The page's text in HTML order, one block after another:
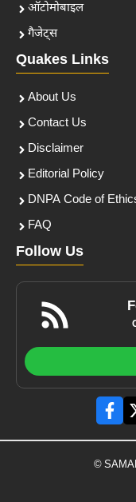
ऑटोमोबाइल
गैजेट्स
Quakes Links
About Us
Contact Us
Disclaimer
Editorial Policy
DNPA Code of
FAQ
Follow Us
©